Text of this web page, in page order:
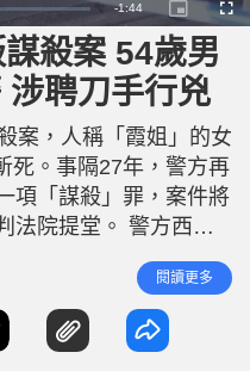
R
e
m
i
-1:44
P
i
c
t
u
-
i
i
c
t
u
r
e
F
u
殺案 54歲男
聘刀手行兇
案，人稱「霞姐」的女
死。事隔27年，警方再
項「謀殺」罪，案件將
法院提堂。 警方西九
（17日）在記者會交代
和深圳市公安局的協助
圳灣口岸接收一名54歲
年9月22日深水埗大
閱讀更多